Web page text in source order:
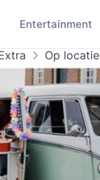
Entertainment
Op locatie